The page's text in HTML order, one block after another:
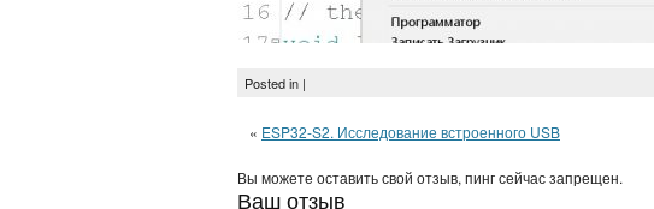
Posted in |
« ESP32-S2. Исследование встроенного USB
Вы можете оставить свой отзыв, пинг сейчас запрещен.
Ваш отзыв